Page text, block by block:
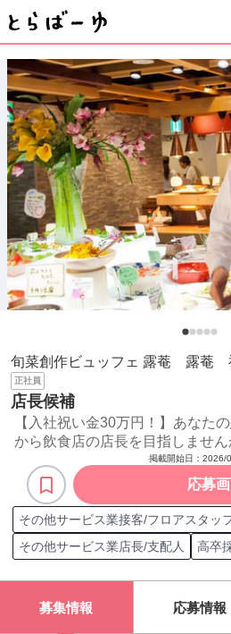
旬菜創作ビュッフェ 露菴 露菴
正社員
店長候補
【入社祝い金30万円！】あなた
から飲食店の店長を目指しません
掲載開始日： 2026/
応募
その他サービス業接客/フロアスタッ
その他サービス業店長/支配人
高卒
募集情報 応募情報